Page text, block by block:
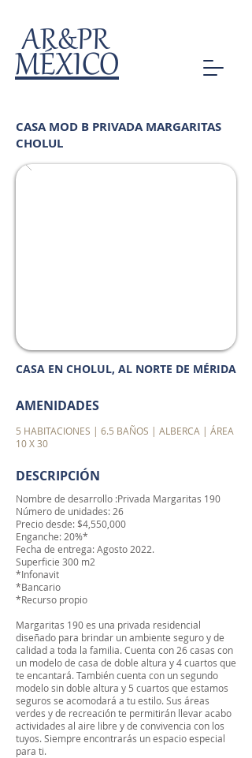
MÉXICO
AR&PR
CASA MOD B PRIVADA MARGARITAS
CHOLUL
CASA EN CHOLUL, AL NORTE DE MÉRIDA
AMENIDADES
5 HABITACIONES | 6.5 BAÑOS | ALBERCA | ÁREA
10 X 30
DESCRIPCIÓN
Nombre de desarrollo :Privada Margaritas 190
Número de unidades: 26
Precio desde: $4,550,000
Enganche: 20%*
Fecha de entrega: Agosto 2022.
Superficie 300 m2
*Infonavit
*Bancario
*Recurso propio
Margaritas 190 es una privada residencial
diseñado para brindar un ambiente seguro y de
calidad a toda la familia. Cuenta con 26 casas con
un modelo de casa de doble altura y 4 cuartos que
te encantará. También cuenta con un segundo
modelo sin doble altura y 5 cuartos que estamos
seguros se acomodará a tu estilo. Sus áreas
verdes y de recreación te permitirán llevar acabo
actividades al aire libre y de convivencia con los
tuyos. Siempre encontrarás un espacio especial
para ti.